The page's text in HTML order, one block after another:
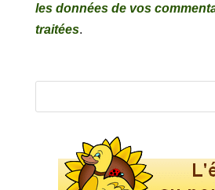
les données de vos
traitées.